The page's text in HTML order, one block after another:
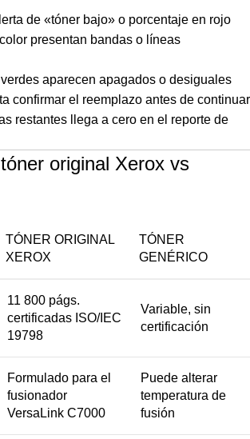
de «tóner bajo» o porcentaje en rojo
presentan bandas o líneas
aparecen apagados o desiguales
confirmar el reemplazo antes de continuar
restantes llega a cero en el reporte de
original Xerox vs
TÓNER ORIGINAL
XEROX
TÓNER
GENÉRICO
11 800 págs.
certificadas ISO/IEC
19798
Variable, sin
certificación
Formulado para el
fusionador
VersaLink C7000
Puede alterar
temperatura de
fusión